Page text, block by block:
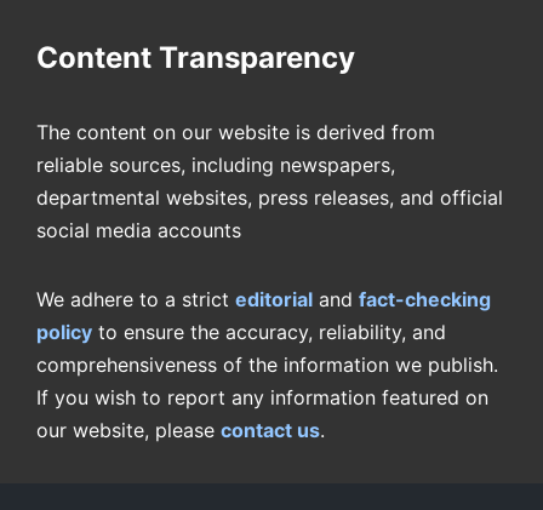
Content Transparency
The content on our website is derived from
reliable sources, including newspapers,
departmental websites, press releases, and official
social media accounts
We adhere to a strict editorial and fact-checking
policy to ensure the accuracy, reliability, and
comprehensiveness of the information we publish.
If you wish to report any information featured on
our website, please contact us.